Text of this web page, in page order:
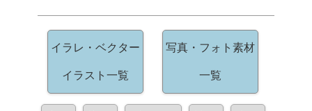
イラレ・ベクター
イラスト一覧
写真・フォト素材
一覧